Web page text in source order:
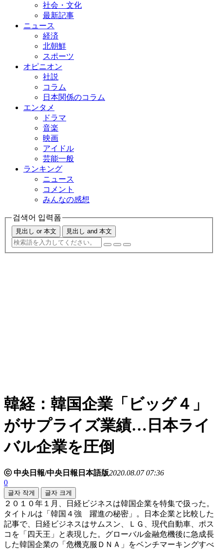
社会・文化
最新記事
ニュース
経済
北朝鮮
スポーツ
オピニオン
社説
コラム
日本関係のコラム
エンタメ
ドラマ
音楽
映画
アイドル
芸能一般
ランキング
ニュース
コメント
みんなの感想
검색어 입력폼
見出し or 本文 見出し and 本文
韓経：韓国企業「ビッグ４」
がサプライズ業績…日本ライ
バル企業を圧倒
ⓒ 中央日報/中央日報日本語版2020.08.07 07:36
0
글자 작게 글자 크게
２０１０年１月、日経ビジネスは韓国企業を特集で扱った。
タイトルは「韓国４強 躍進の秘密」。日本企業と比較した
記事で、日経ビジネスはサムスン、ＬＧ、現代自動車、ポス
コを「四天王」と表現した。グローバル金融危機後に急成長
した韓国企業の「危機克服ＤＮＡ」をベンチマーキングすべ